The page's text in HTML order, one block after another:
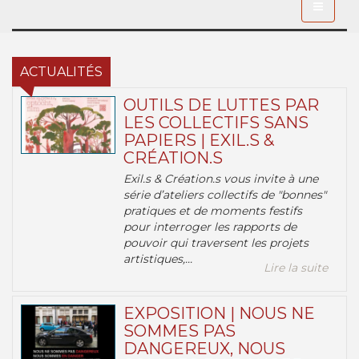
ACTUALITÉS
OUTILS DE LUTTES PAR
LES COLLECTIFS SANS
PAPIERS | EXIL.S &
CRÉATION.S
Exil.s & Création.s vous invite à une
série d’ateliers collectifs de "bonnes"
pratiques et de moments festifs
pour interroger les rapports de
pouvoir qui traversent les projets
artistiques,...
Lire la suite
EXPOSITION | NOUS NE
SOMMES PAS
DANGEREUX, NOUS